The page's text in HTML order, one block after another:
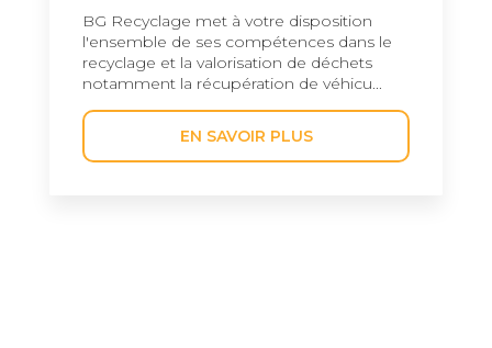
BG Recyclage met à votre disposition
l'ensemble de ses compétences dans le
recyclage et la valorisation de déchets
notamment la récupération de véhicu...
EN SAVOIR PLUS